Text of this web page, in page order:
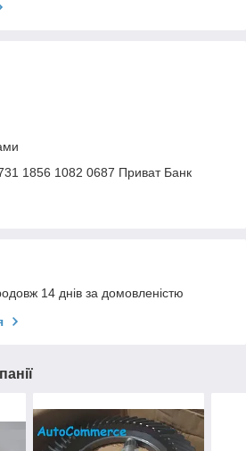
1856 1082 0687 Приват Банк
14 днів за домовленістю